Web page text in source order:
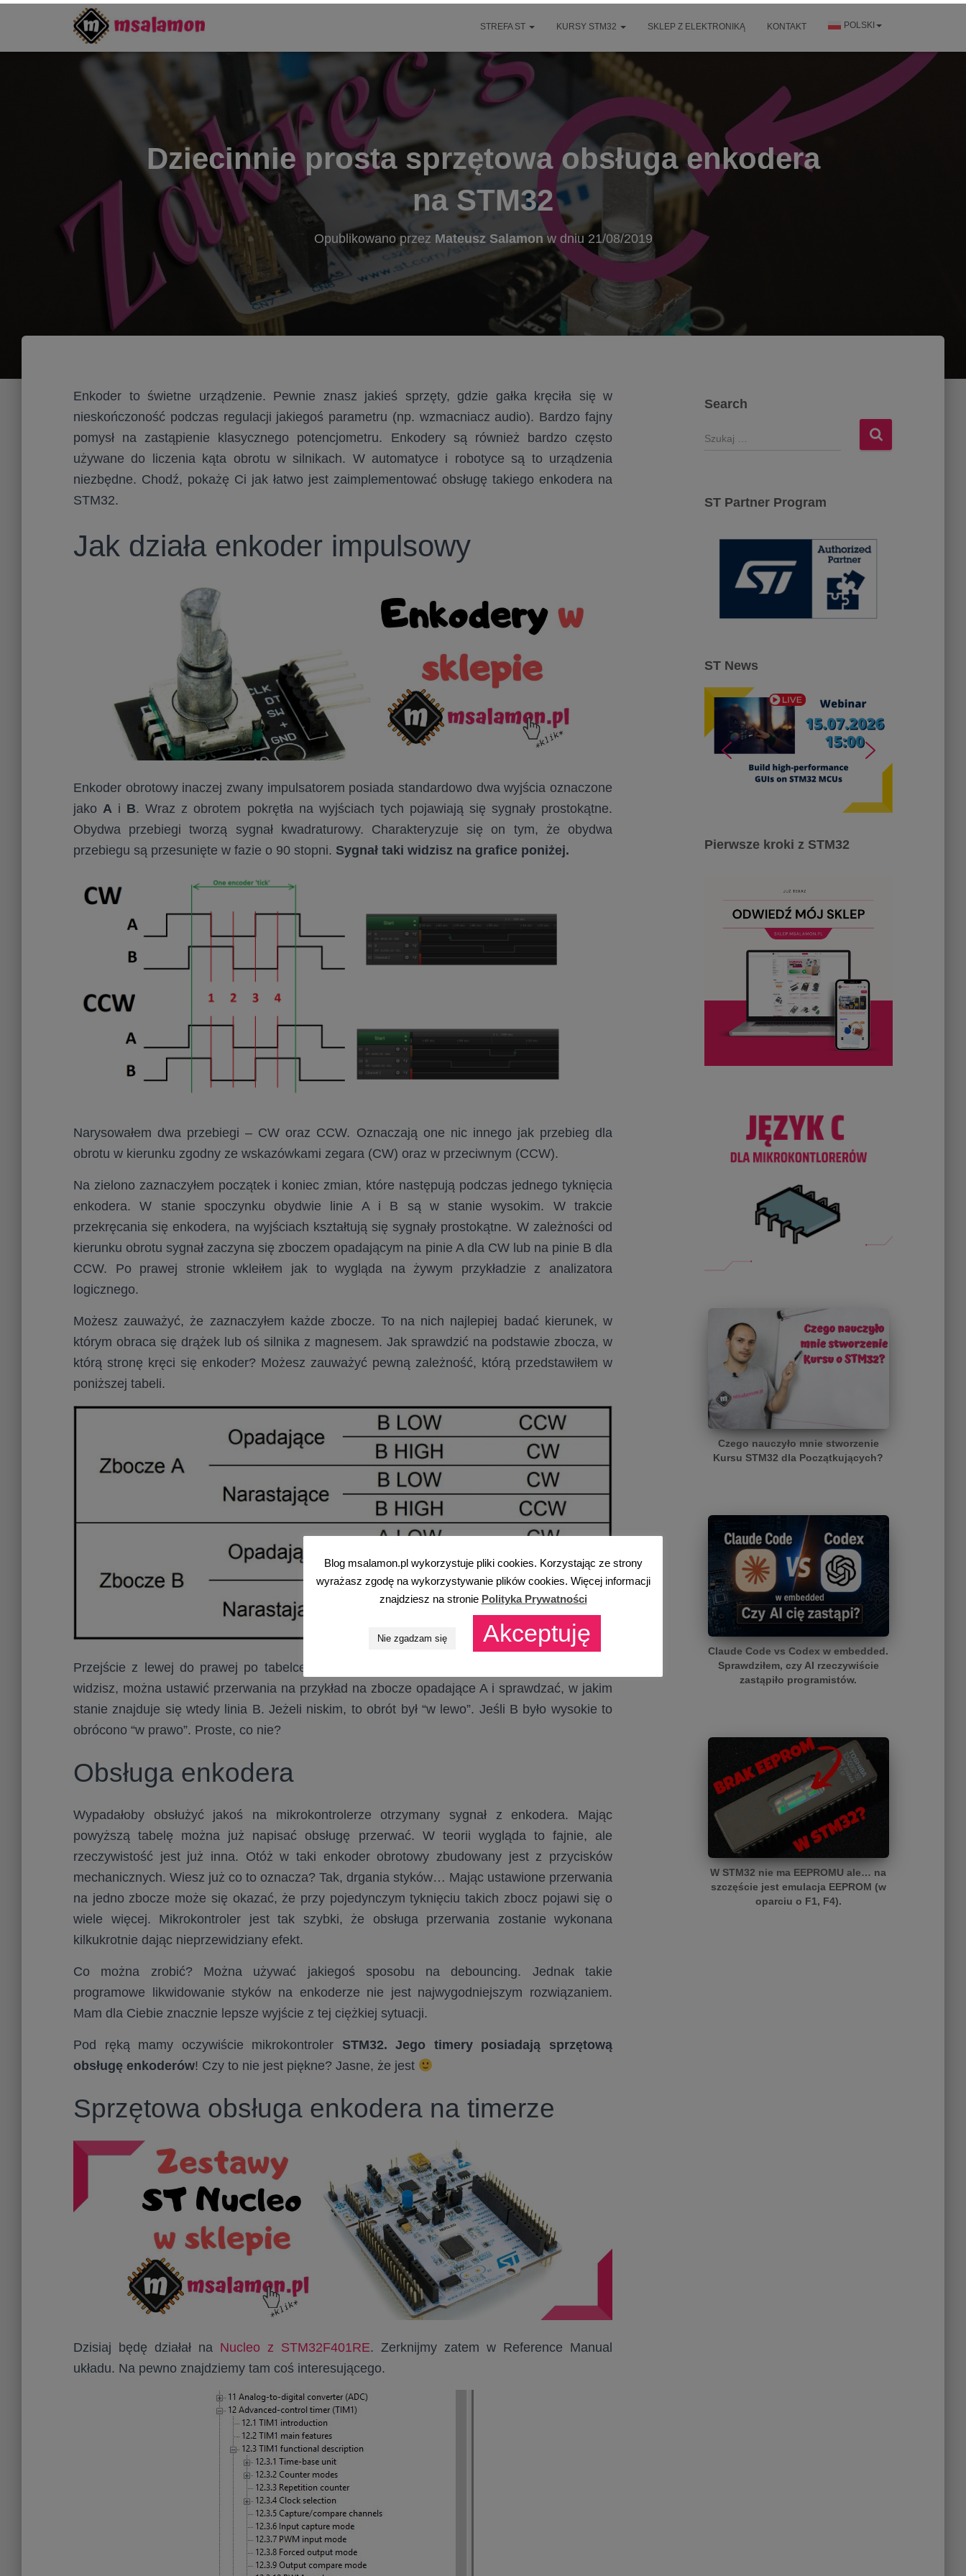
STREFA ST KURSY STM32 SKLEP Z ELEKTRONIKĄ KONTAKT POLSKI
Dziecinnie prosta sprzętowa obsługa enkodera
na STM32
Opublikowano przez Mateusz Salamonw dniu 21/08/2019
Enkoder to świetne urządzenie. Pewnie znasz jakieś sprzęty, gdzie gałka kręciła się w
nieskończoność podczas regulacji jakiegoś parametru (np. wzmacniacz audio). Bardzo fajny
pomysł na zastąpienie klasycznego potencjometru. Enkodery są również bardzo często
używane do liczenia kąta obrotu w silnikach. W automatyce i robotyce są to urządzenia
niezbędne. Chodź, pokażę Ci jak łatwo jest zaimplementować obsługę takiego enkodera na
STM32.
Jak działa enkoder impulsowy
Enkoder obrotowy inaczej zwany impulsatorem posiada standardowo dwa wyjścia oznaczone
jakoA i B. Wraz z obrotem pokrętła na wyjściach tych pojawiają się sygnały prostokątne.
Obydwa przebiegi tworzą sygnał kwadraturowy. Charakteryzuje się on tym, że obydwa
przebiegu są przesunięte w fazie o 90 stopni. Sygnał taki widzisz na grafice poniżej.
Narysowałem dwa przebiegi – CW oraz CCW. Oznaczają one nic innego jak przebieg dla
obrotu w kierunku zgodny ze wskazówkami zegara (CW) oraz w przeciwnym (CCW).
Na zielono zaznaczyłem początek i koniec zmian, które następują podczas jednego tyknięcia
enkodera. W stanie spoczynku obydwie linie A i B są w stanie wysokim. W trakcie
przekręcania się enkodera, na wyjściach kształtują się sygnały prostokątne. W zależności od
kierunku obrotu sygnał zaczyna się zboczem opadającym na pinie A dla CW lub na pinie B dla
CCW. Po prawej stronie wkleiłem jak to wygląda na żywym przykładzie z analizatora
logicznego.
Możesz zauważyć, że zaznaczyłem każde zbocze. To na nich najlepiej badać kierunek, w
którym obraca się drążek lub oś silnika z magnesem. Jak sprawdzić na podstawie zbocza, w
którą stronę kręci się enkoder? Możesz zauważyć pewną zależność, którą przedstawiłem w
poniższej tabeli.
Przejście z lewej do prawej po tabelce da Ci kierunek, w którym obraca się enkoder. Jak
widzisz, można ustawić przerwania na przykład na zbocze opadające A i sprawdzać, w jakim
stanie znajduje się wtedy linia B. Jeżeli niskim, to obrót był “w lewo”. Jeśli B było wysokie to
obrócono “w prawo”. Proste, co nie?
Obsługa enkodera
Wypadałoby obsłużyć jakoś na mikrokontrolerze otrzymany sygnał z enkodera. Mając
powyższą tabelę można już napisać obsługę przerwać. W teorii wygląda to fajnie, ale
rzeczywistość jest już inna. Otóż w taki enkoder obrotowy zbudowany jest z przycisków
mechanicznych. Wiesz już co to oznacza? Tak, drgania styków… Mając ustawione przerwania
na jedno zbocze może się okazać, że przy pojedynczym tyknięciu takich zbocz pojawi się o
wiele więcej. Mikrokontroler jest tak szybki, że obsługa przerwania zostanie wykonana
kilkukrotnie dając nieprzewidziany efekt.
Co można zrobić? Można używać jakiegoś sposobu na debouncing. Jednak takie
programowe likwidowanie styków na enkoderze nie jest najwygodniejszym rozwiązaniem.
Mam dla Ciebie znacznie lepsze wyjście z tej ciężkiej sytuacji.
Pod ręką mamy oczywiście mikrokontroler STM32. Jego timery
posiadają sprzętową
obsługę enkoderów! Czy to nie jest piękne? Jasne, że jest
Sprzętowa obsługa enkodera na timerze
Dzisiaj będę działał na Nucleo z STM32F401RE. Zerknijmy zatem w Reference Manual
układu. Na pewno znajdziemy tam coś interesującego.
Search
S
a
ST Partner Program
ST News
Pierwsze kroki z STM32
Czego nauczyło mnie stworzenie
Kursu STM32 dla Początkujących?
Claude Code vs Codex w embedded.
Sprawdziłem, czy AI rzeczywiście
zastąpiło programistów.
W STM32 nie ma EEPROMU ale… na
szczęście jest emulacja EEPROM (w
oparciu o F1, F4).
Blog msalamon.pl wykorzystuje pliki cookies. Korzystając ze strony
wyrażasz zgodę na wykorzystywanie plików cookies. Więcej informacji
znajdziesz na stronie Polityka Prywatności
Nie zgadzam się Akceptuję